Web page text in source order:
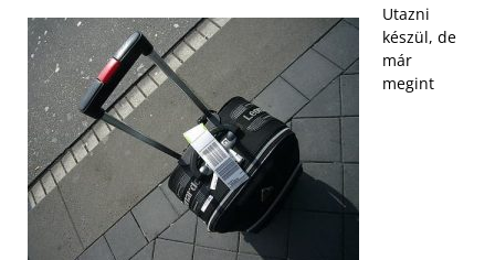
Utazni
készül, de
már
megint